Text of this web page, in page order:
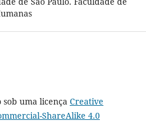
uma licença Creative
ShareAlike 4.0